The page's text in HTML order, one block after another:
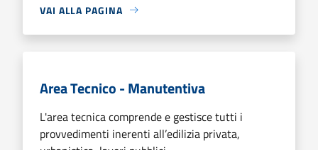
VAI ALLA PAGINA
Area Tecnico - Manutentiva
L'area tecnica comprende e gestisce tutti i
provvedimenti inerenti all’edilizia privata,